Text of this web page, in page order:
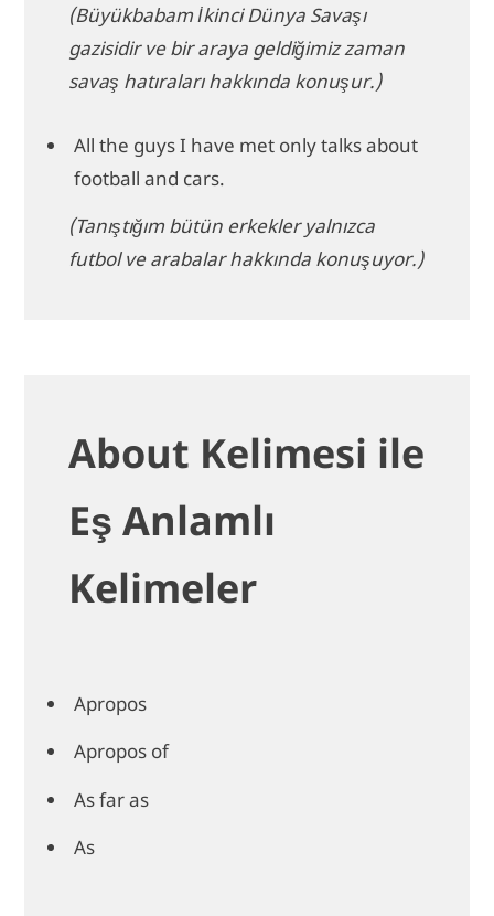
(Büyükbabam İkinci Dünya Savaşı
gazisidir ve bir araya geldiğimiz zaman
savaş hatıraları hakkında konuşur.)
All the guys I have met only talks about
football and cars.
(Tanıştığım bütün erkekler yalnızca
futbol ve arabalar hakkında konuşuyor.)
About Kelimesi ile
Eş Anlamlı
Kelimeler
Apropos
Apropos of
As far as
As